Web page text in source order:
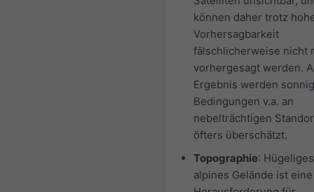
können daher trotz
Vorhersagbarkeit
fälschlicherweise nicht
vorhergesagt werden.
Ergebnis werden
Bedingungen v.a. an
nebelträchtigen
öfters überschätzt.
Topographie: Hügeliges
alpines Gelände ist